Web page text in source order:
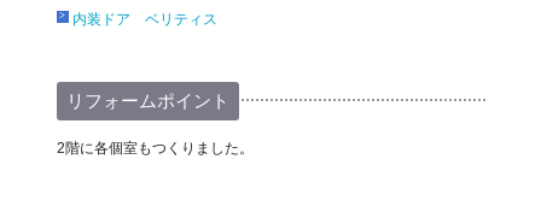
内装ドア ベリティス
リフォームポイント
2階に各個室もつくりました。